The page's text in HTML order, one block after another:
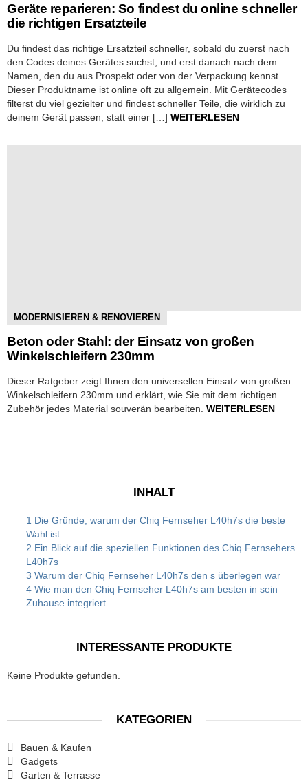
Geräte reparieren: So findest du online schneller
die richtigen Ersatzteile
Du findest das richtige Ersatzteil schneller, sobald du zuerst nach
den Codes deines Gerätes suchst, und erst danach nach dem
Namen, den du aus Prospekt oder von der Verpackung kennst.
Dieser Produktname ist online oft zu allgemein. Mit Gerätecodes
filterst du viel gezielter und findest schneller Teile, die wirklich zu
deinem Gerät passen, statt einer […] WEITERLESEN
MODERNISIEREN & RENOVIEREN
Beton oder Stahl: der Einsatz von großen
Winkelschleifern 230mm
Dieser Ratgeber zeigt Ihnen den universellen Einsatz von großen
Winkelschleifern 230mm und erklärt, wie Sie mit dem richtigen
Zubehör jedes Material souverän bearbeiten. WEITERLESEN
INHALT
1 Die Gründe, warum der Chiq Fernseher L40h7s die beste
Wahl ist
2 Ein Blick auf die speziellen Funktionen des Chiq Fernsehers
L40h7s
3 Warum der Chiq Fernseher L40h7s den s überlegen war
4 Wie man den Chiq Fernseher L40h7s am besten in sein
Zuhause integriert
INTERESSANTE PRODUKTE
Keine Produkte gefunden.
KATEGORIEN
Bauen & Kaufen
Gadgets
Garten & Terrasse